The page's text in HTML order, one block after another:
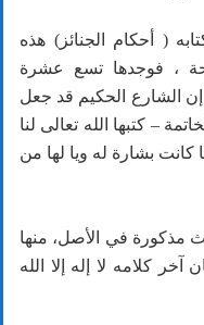
( أحكام الجنائز) هذه
، فوجدها تسع عشرة
الشارع الحكيم قد جعل
– كتبها الله تعالى لنا
كانت بشارة له ويا لها من
مذكورة في الأصل، منها
كلامه لا إله إلا الله